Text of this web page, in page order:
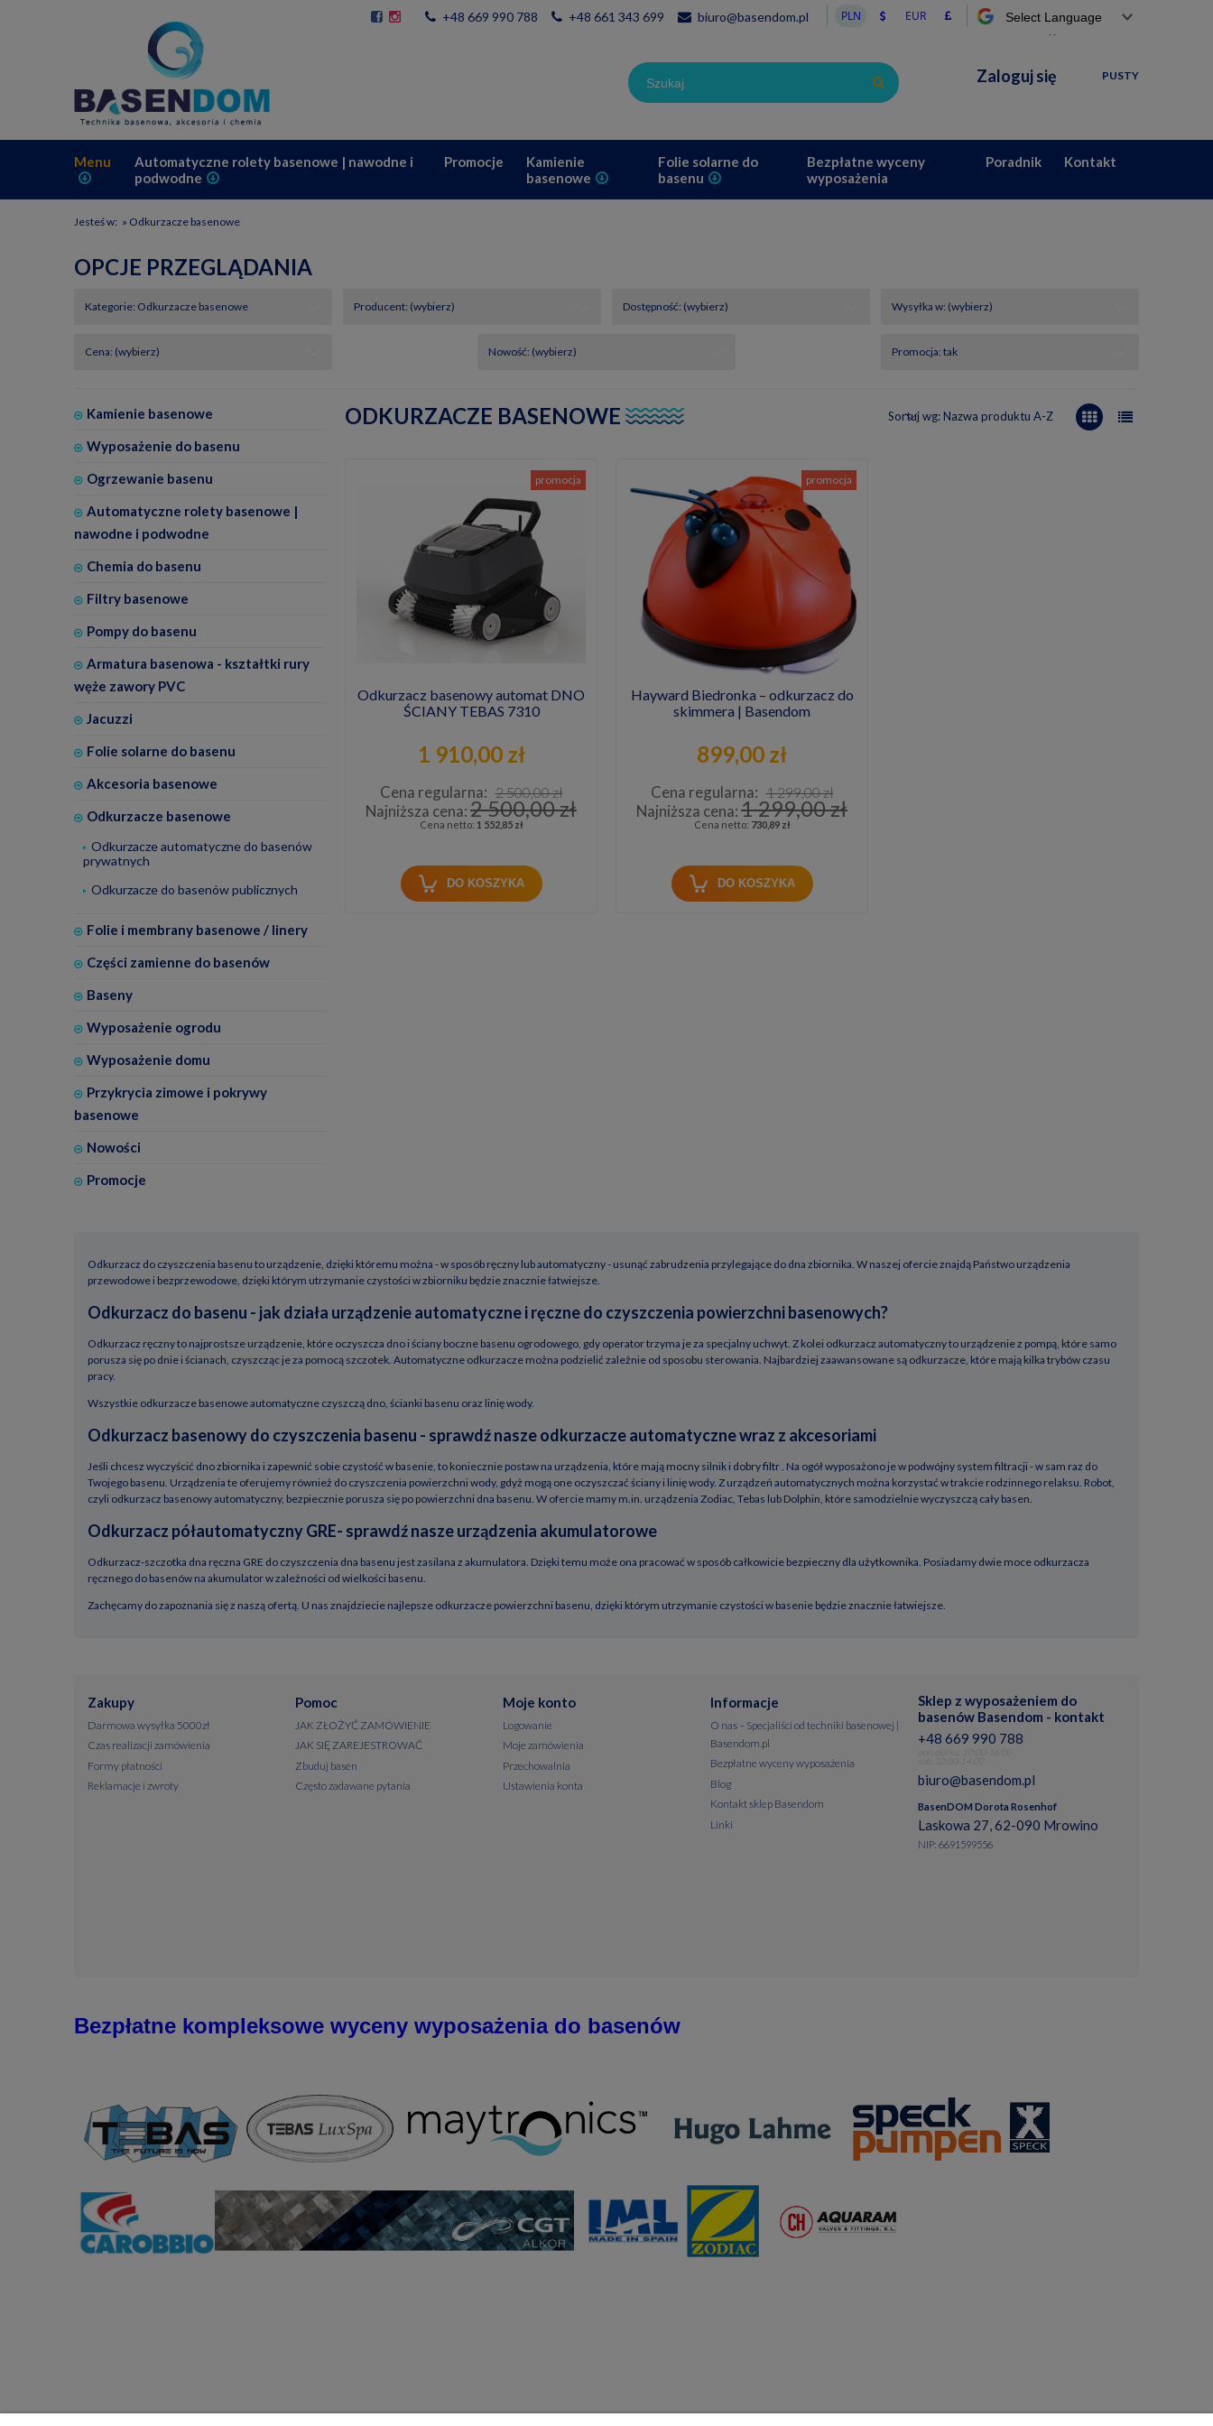
Powered by
+48 669 990 788 +48 661 343 699 biuro@basendom.pl
PUSTY
Zaloguj się
Menu
Automatyczne rolety basenowe | nawodne i
podwodne
Promocje
Kamienie
basenowe
Folie solarne do
basenu
Bezpłatne wyceny
wyposażenia
Poradnik Kontakt
Jesteś w: » Odkurzacze basenowe
OPCJE PRZEGLĄDANIA
Kategorie: Odkurzacze basenowe Producent: (wybierz) Dostępność: (wybierz) Wysyłka w: (wybierz)
Cena: (wybierz) Nowość: (wybierz) Promocja: tak
Kamienie basenowe
Wyposażenie do basenu
Ogrzewanie basenu
Automatyczne rolety basenowe |
nawodne i podwodne
Chemia do basenu
Filtry basenowe
Pompy do basenu
Armatura basenowa - kształtki rury
węże zawory PVC
Jacuzzi
Folie solarne do basenu
Akcesoria basenowe
Odkurzacze basenowe
Odkurzacze automatyczne do basenów
prywatnych
Odkurzacze do basenów publicznych
Folie i membrany basenowe / linery
Części zamienne do basenów
Baseny
Wyposażenie ogrodu
Wyposażenie domu
Przykrycia zimowe i pokrywy
basenowe
Nowości
Promocje
ODKURZACZE BASENOWE Sortuj wg:Nazwa produktu A-Z
Odkurzacz basenowy automat DNO
ŚCIANY TEBAS 7310
1 910,00 zł
Cena regularna: 2 500,00 zł
Najniższa cena:2 500,00 zł
Cena netto: 1 552,85 zł
DO KOSZYKA
promocja
Hayward Biedronka – odkurzacz do
skimmera | Basendom
899,00 zł
Cena regularna: 1 299,00 zł
Najniższa cena:1 299,00 zł
Cena netto: 730,89 zł
DO KOSZYKA
promocja
Odkurzacz do czyszczenia basenu to urządzenie, dzięki któremu można - w sposób ręczny lub automatyczny - usunąć zabrudzenia przylegające do dna zbiornika. W naszej ofercie znajdą Państwo urządzenia
przewodowe i bezprzewodowe, dzięki którym utrzymanie czystości w zbiorniku będzie znacznie łatwiejsze.
Odkurzacz do basenu - jak działa urządzenie automatyczne i ręczne do czyszczenia powierzchni basenowych?
Odkurzacz ręczny to najprostsze urządzenie, które oczyszcza dno i ściany boczne basenu ogrodowego, gdy operator trzyma je za specjalny uchwyt. Z kolei odkurzacz automatyczny to urządzenie z pompą, które samo
porusza się po dnie i ścianach, czyszcząc je za pomocą szczotek. Automatyczne odkurzacze można podzielić zależnie od sposobu sterowania. Najbardziej zaawansowane są odkurzacze, które mają kilka trybów czasu
pracy.
Wszystkie odkurzacze basenowe automatyczne czyszczą dno, ścianki basenu oraz linię wody.
Odkurzacz basenowy do czyszczenia basenu - sprawdź nasze odkurzacze automatyczne wraz z akcesoriami
Jeśli chcesz wyczyścić dno zbiornika i zapewnić sobie czystość w basenie, to koniecznie postaw na urządzenia, które mają mocny silnik i dobry filtr . Na ogół wyposażono je w podwójny system filtracji - w sam raz do
Twojego basenu. Urządzenia te oferujemy również do czyszczenia powierzchni wody, gdyż mogą one oczyszczać ściany i linię wody. Z urządzeń automatycznych można korzystać w trakcie rodzinnego relaksu. Robot,
czyli odkurzacz basenowy automatyczny, bezpiecznie porusza się po powierzchni dna basenu. W ofercie mamy m.in. urządzenia Zodiac, Tebas lub Dolphin, które samodzielnie wyczyszczą cały basen.
Odkurzacz półautomatyczny GRE- sprawdź nasze urządzenia akumulatorowe
Odkurzacz-szczotka dna ręczna GRE do czyszczenia dna basenu jest zasilana z akumulatora. Dzięki temu może ona pracować w sposób całkowicie bezpieczny dla użytkownika. Posiadamy dwie moce odkurzacza
ręcznego do basenów na akumulator w zależności od wielkości basenu.
Zachęcamy do zapoznania się z naszą ofertą. U nas znajdziecie najlepsze odkurzacze powierzchni basenu, dzięki którym utrzymanie czystości w basenie będzie znacznie łatwiejsze.
Zakupy
Darmowa wysyłka 5000zł
Czas realizacji zamówienia
Formy płatności
Reklamacje i zwroty
Pomoc
JAK ZŁOŻYĆ ZAMÓWIENIE
JAK SIĘ ZAREJESTROWAĆ
Zbuduj basen
Często zadawane pytania
Moje konto
Logowanie
Moje zamówienia
Przechowalnia
Ustawienia konta
Informacje
O nas – Specjaliści od techniki basenowej |
Basendom.pl
Bezpłatne wyceny wyposażenia
Blog
Kontakt sklep Basendom
Linki
Sklep z wyposażeniem do
basenów Basendom - kontakt
+48 669 990 788
biuro@basendom.pl
BasenDOM Dorota Rosenhof
Laskowa 27, 62-090 Mrowino
NIP: 6691599556
Bezpłatne kompleksowe wyceny wyposażenia do basenów